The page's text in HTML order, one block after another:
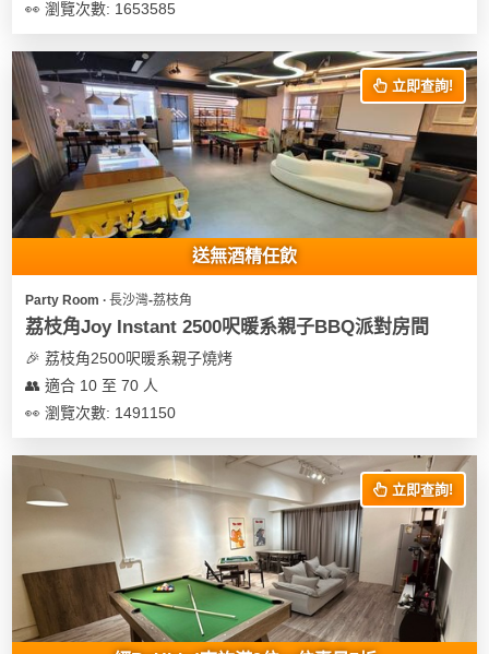
👀 瀏覽次數: 1653585
立即查詢!
送無酒精任飲
Party Room ∙ 長沙灣-荔枝角
荔枝角Joy Instant 2500呎暖系親子BBQ派對房間
🎉 荔枝角2500呎暖系親子燒烤
👥 適合 10 至 70 人
👀 瀏覽次數: 1491150
立即查詢!